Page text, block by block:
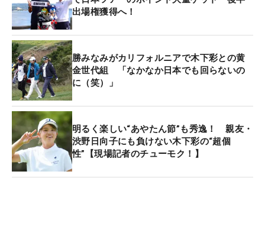
それでよかったと思うし、後半戦も出られると思
う。また日本で頑張ってほしい」とエールも送る。
同じ舞台で戦うことになるかは分からないが、日米
で奮闘する黄金世代。今度は渋野が結果を出して、
木下に報告する番だ。（文・高桑均）
出場権獲得へ！
勝みなみがカリフォルニアで木下彩との黄
金世代組 「なかなか日本でも回らないの
に（笑）」
明るく楽しい“あやたん節”も秀逸！ 親友・
渋野日向子にも負けない木下彩の“超個
性”【現場記者のチューモク！】